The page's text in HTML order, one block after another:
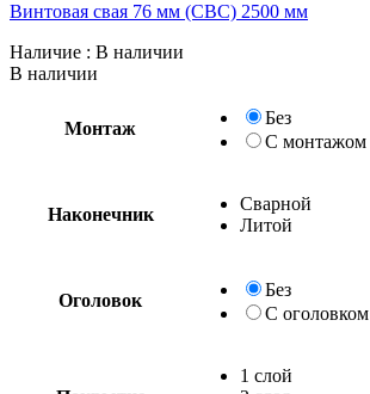
Винтовая свая 76 мм (СВС) 2500 мм
Наличие : В наличии
В наличии
Монтаж
Без
С монтажом
Наконечник
Сварной
Литой
Оголовок
Без
С оголовком
1 слой